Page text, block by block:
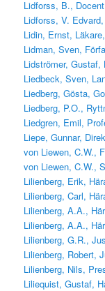
Lidforss, B.,
Lidforss, V.
Lidin, Ernst,
Lidman, Sven,
Lidströmer,
Liedbeck, Sven,
Liedberg, Gösta,
Liedberg, P.O.,
Liedgren, Emil,
Liepe, Gunnar,
von Liewen, C.W.,
von Liewen, C.W.,
Lilienberg, Erik,
Lilienberg, Carl,
Lilienberg, A.A.,
Lilienberg, A.A.,
Lilienberg, G.R.,
Lilienberg, Robert,
Lilienberg, Nils,
Liliequist, Gustaf,